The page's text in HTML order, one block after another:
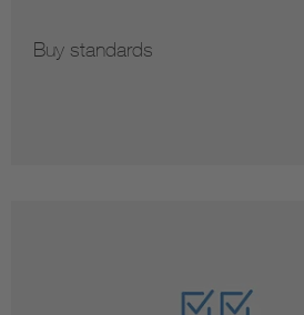
Buy standards